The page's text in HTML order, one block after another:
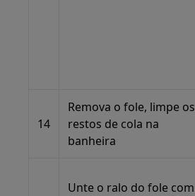
14
Remova o fole, limpe os
restos de cola na
banheira
Unte o ralo do fole com